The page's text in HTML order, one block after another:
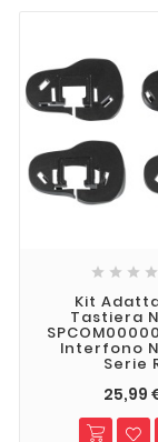
   
Kit
Tastiera
Interfono
Serie
25,99